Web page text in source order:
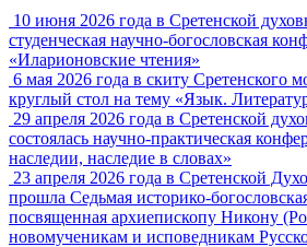
10 июня 2026 года в Сретенской
студенческая научно-богословская
«Иларионовские чтения»
6 мая 2026 года в скиту Сретенского
круглый стол на тему «Язык.
29 апреля 2026 года в Сретенской
состоялась научно-практическая
наследии, наследие в словах»
23 апреля 2026 года в Сретенской
прошла Седьмая историко-
посвященная архиепископу Никону
новомученикам и исповедникам